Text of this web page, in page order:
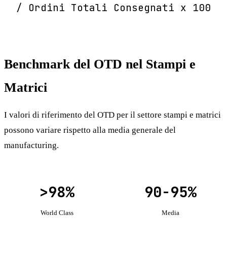
/ Ordini Totali Consegnati x 100
Benchmark del OTD nel Stampi e
Matrici
I valori di riferimento del OTD per il settore stampi e matrici
possono variare rispetto alla media generale del
manufacturing.
>98%
World Class
90-95%
Media